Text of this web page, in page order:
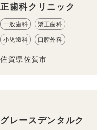
正歯科クリニック
一般歯科 矯正歯科
小児歯科 口腔外科
佐賀県佐賀市
グレースデンタルク